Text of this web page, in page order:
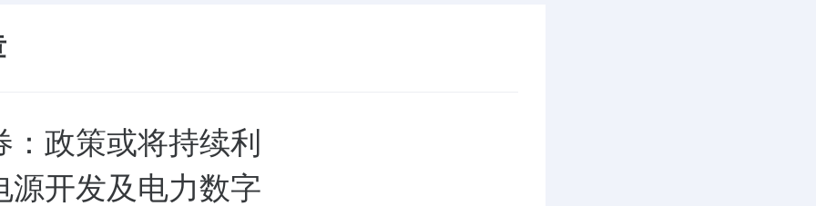
：政策或将持续利
源开发及电力数字